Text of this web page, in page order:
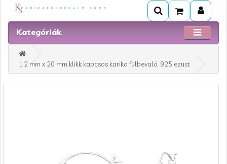
Kategóriák
1.2 mm x 20 mm klikk kapcsos karika fülbevaló, 925 ezüst